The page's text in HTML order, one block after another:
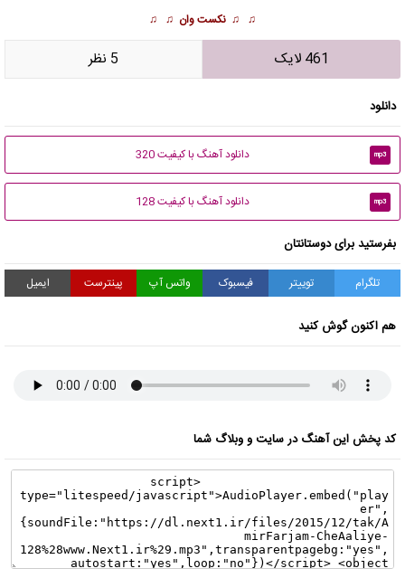
♫ ♫ نکست وان ♫ ♫
461 لایک 5 نظر
دانلود
mp3 دانلود آهنگ با کیفیت 320
mp3 دانلود آهنگ با کیفیت 128
بفرستید برای دوستانتان
تلگرام توییتر فیسبوک واتس آپ پینترست ایمیل
هم اکنون گوش کنید
کد پخش این آهنگ در سایت و وبلاگ شما